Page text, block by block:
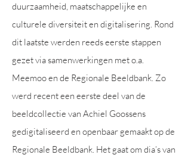
duurzaamheid, maatschappelijke en
culturele diversiteit en digitalisering. Rond
dit laatste werden reeds eerste stappen
gezet via samenwerkingen met o.a.
Meemoo en de Regionale Beeldbank. Zo
werd recent een eerste deel van de
beeldcollectie van Achiel Goossens
gedigitaliseerd en openbaar gemaakt op de
Regionale Beeldbank. Het gaat om dia’s van